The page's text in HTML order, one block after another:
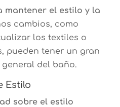
mantener el estilo y la
cambios, como
los textiles o
pueden tener un gran
del baño.
Estilo
sobre el estilo